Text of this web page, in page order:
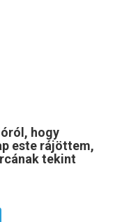
hogy
este rájöttem,
tekint